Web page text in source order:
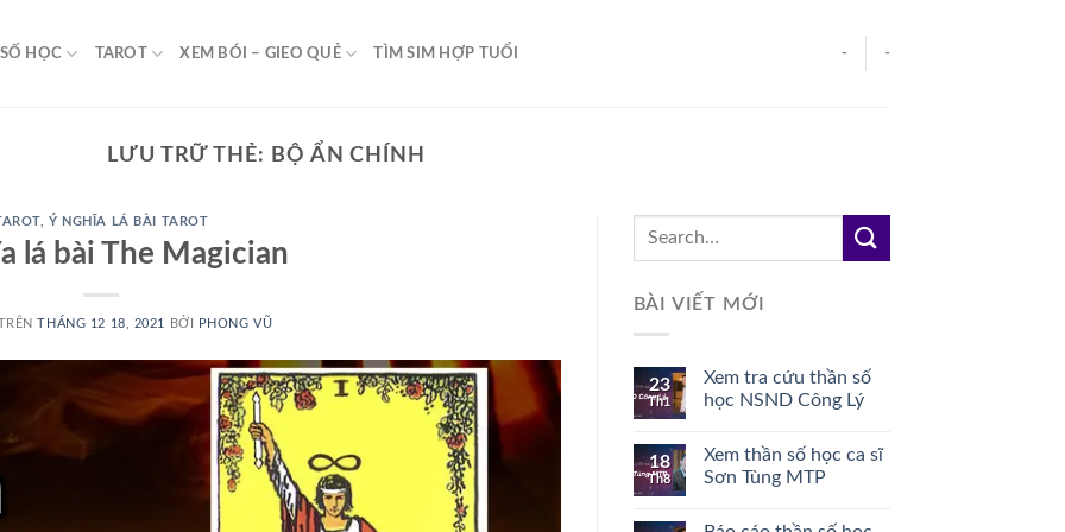
HỌC TAROT XEM BÓI – GIEO QUẺ TÌM SIM HỢP TUỔI - -
LƯU TRỮ THẺ: BỘ ẨN CHÍNH
,Ý NGHĨA LÁ BÀI TAROT
lá bài The Magician
THÁNG 12 18, 2021 BỞI PHONG VŨ
BÀI VIẾT MỚI
23
Th1
Xem tra cứu thần số
học NSND Công Lý
18
Th8
Xem thần số học ca sĩ
Sơn Tùng MTP